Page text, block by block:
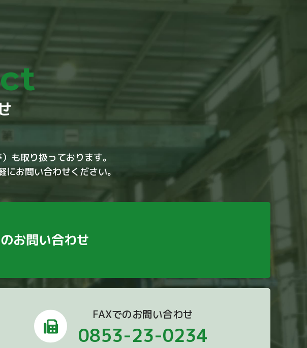
も取り扱っております。
お問い合わせください。
お問い合わせ
FAXでのお問い合わせ
0853-23-0234